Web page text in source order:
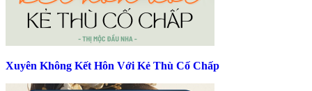
Xuyên Không Kết Hôn Với Kẻ Thù Cố Chấp